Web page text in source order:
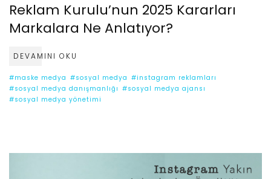
Reklam Kurulu’nun 2025 Kararları
Markalara Ne Anlatıyor?
DEVAMINI OKU
#maske medya #sosyal medya #instagram reklamları
#sosyal medya danışmanlığı #sosyal medya ajansı
#sosyal medya yönetimi